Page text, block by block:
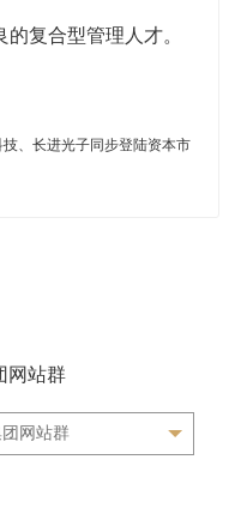
复合型管理人才。
、长进光子同步登陆资本市
网站群
网站群